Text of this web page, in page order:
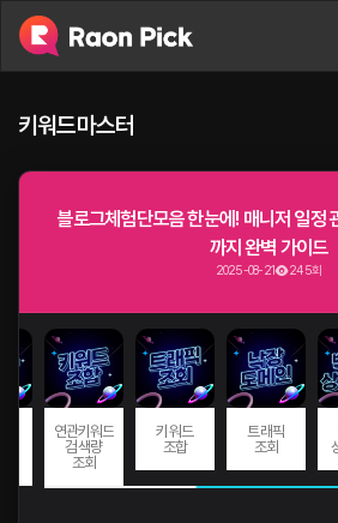
키워드마스터
블로그체험단모음 한눈에! 매니저 일정
까지 완벽 가이드
2025-08-21 245회
연관키워드
검색량
조회
키워드
조합
트래픽
조회